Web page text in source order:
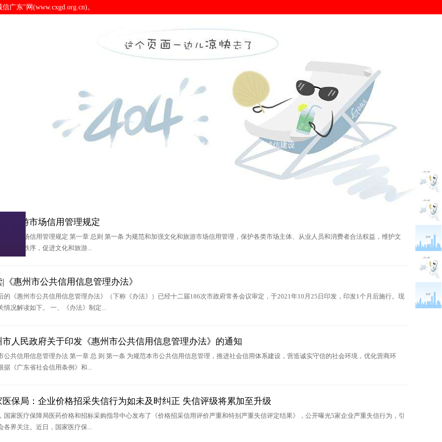
东"网(www.cxgd.org.cn)。
诚信认证 诚信建设 信用建设
你的位置： > 信用资讯
和旅游市场信用管理规定
旅游市场信用管理规定 第一章 总则 第一条 为规范和加强文化和旅游市场信用管理，保护各类市场主体、从业人员和消费者合法权益，维护文
游市场秩序，促进文化和旅游...
《惠州市公共信用信息管理办法》
的《惠州市公共信用信息管理办法》（下称《办法》）已经十二届186次市政府常务会议审定，于2021年10月25日印发，印发1个月后施行。现
情况解读如下。 一、《办法》制定...
市人民政府关于印发《惠州市公共信用信息管理办法》的通知
公共信用信息管理办法 第一章 总 则 第一条 为规范本市公共信用信息管理，推进社会信用体系建设，营造诚实守信的社会环境，优化营商环
据《广东省社会信用条例》和...
医保局：企业价格招采失信行为如未及时纠正 失信评级将累加至升级
国家医疗保障局医药价格和招标采购指导中心发布了《价格招采信用评价严重和特别严重失信评定结果》，公开曝光5家企业严重失信行为，引
各界关注。近日，国家医疗保...